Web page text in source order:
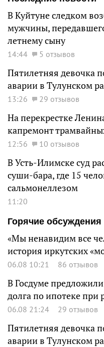
В Куйтуне следком
мужчины,
летнему сыну
14:44 5 отзывов
Пятилетняя девочка
аварии в Тулунском
13:26 29 отзывов
На перекрестке
капремонт
12:56 10 отзывов
В Усть-Илимске суд
суши-бара, где 15
сальмонеллезом
11:20
Горячие обсуждения
«Мы ненавидим все
история иркутских
06.08 10:21 86 отзывов
В Госдуме
долга по ипотеке при
06.08 21:24 29 отзывов
Пятилетняя девочка
аварии в Тулунском